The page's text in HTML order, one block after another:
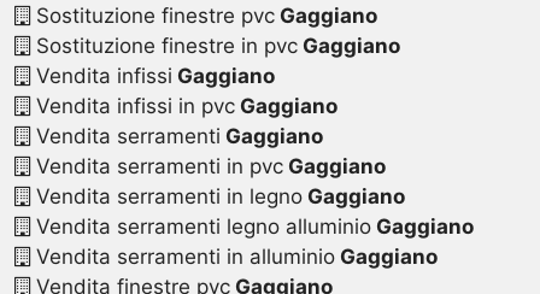
Sostituzione finestre pvcGaggiano
Sostituzione finestre in pvcGaggiano
Vendita infissi Gaggiano
Vendita infissi in pvcGaggiano
Vendita serramenti Gaggiano
Vendita serramenti in pvcGaggiano
Vendita serramenti in legnoGaggiano
Vendita serramenti legno alluminioGaggiano
Vendita serramenti in alluminioGaggiano
Vendita finestre pvcGaggiano